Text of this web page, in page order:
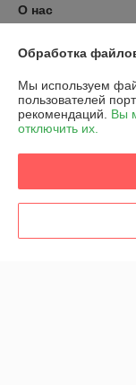
О нас
Контакты
Доставка и оплата
График работы
Политика
Обработка
Мы используем
пользователей
рекомендаций. Вы
отключить их.